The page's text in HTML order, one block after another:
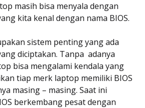
masih bisa menyala dengan
kita kenal dengan nama BIOS.
sistem penting yang ada
diciptakan. Tanpa adanya
bisa mengalami kendala yang
tiap merk laptop memiliki BIOS
masing – masing. Saat ini
berkembang pesat dengan